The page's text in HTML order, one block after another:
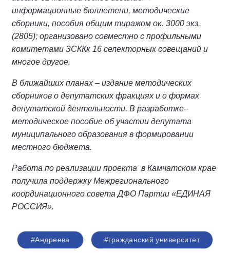
информационные бюллетени, методические
сборники, пособия общим тиражом ок. 3000 экз.
(2805); организовано совместно с профильными
комитетами ЗСККк 16 селекторных совещаний и
многое другое.
В ближайших планах – издание методических
сборников о депутатских фракциях и о формах
депутатской деятельности. В разработке–
методическое пособие об участии депутата
муниципального образования в формировании
местного бюджета.
Работа по реализации проекта в Камчатском крае
получила поддержку Межрегионального
координационного совета ДФО Партии «ЕДИНАЯ
РОССИЯ».
#Андреева #гражданский университет